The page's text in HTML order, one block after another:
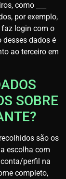
como ___
por exemplo,
faz login com o
desses dados é
ao terceiro em
SOBRE
são os
escolha com
perfil na
completo,